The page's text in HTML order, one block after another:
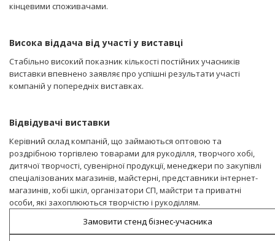
кінцевими споживачами.
Висока віддача від участі у виставці
Стабільно високий показник кількості постійних учасників
виставки впевнено заявляє про успішні результати участі
компаній у попередніх виставках.
Відвідувачі виставки
Керівний склад компаній, що займаються оптовою та
роздрібною торгівлею товарами для рукоділля, творчого хобі,
дитячої творчості, сувенірної продукції, менеджери по закупівлі
спеціалізованих магазинів, майстерні, представники інтернет-
магазинів, хобі шкіл, організатори СП, майстри та приватні
особи, які захоплюються творчістю і рукоділлям.
Замовити стенд бізнес-учасника